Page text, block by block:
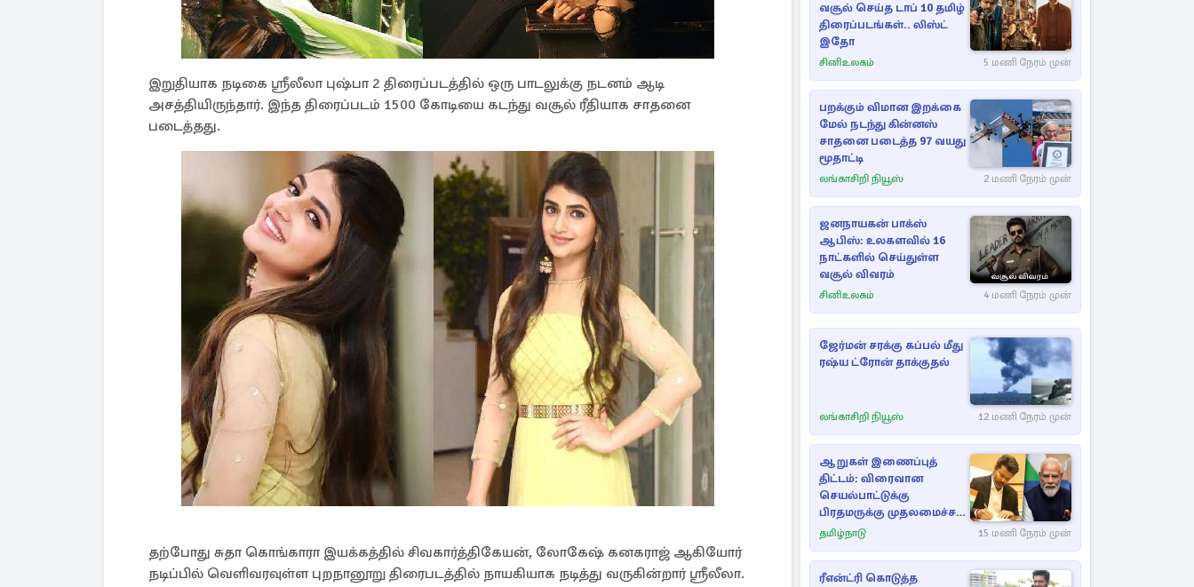
இறுதியாக நடிகை ஸ்ரீலீலா புஷ்பா 2 திரைப்படத்தில் ஒரு பாடலுக்கு நடனம் ஆடி
அசத்தியிருந்தார். இந்த திரைப்படம் 1500 கோடியை கடந்து வசூல் ரீதியாக சாதனை
படைத்தது.
தற்போது சுதா கொங்காரா இயக்கத்தில் சிவகார்த்திகேயன், லோகேஷ் கனகராஜ் ஆகியோர்
நடிப்பில் வெளிவரவுள்ள புறநானூறு திரைபடத்தில் நாயகியாக நடித்து வருகின்றார் ஸ்ரீலீலா.
வசூல் செய்த டாப் 10 தமிழ்
திரைப்படங்கள்.. லிஸ்ட்
இதோ
சினிஉலகம் 5 மணி நேரம் முன்
பறக்கும் விமான இறக்கை
மேல் நடந்து கின்னஸ்
சாதனை படைத்த 97 வயது
மூதாட்டி
லங்காசிறி நியூஸ் 2 மணி நேரம் முன்
ஜனநாயகன் பாக்ஸ்
ஆபிஸ்: உலகளவில் 16
நாட்களில் செய்துள்ள
வசூல் விவரம்
சினிஉலகம் 4 மணி நேரம் முன்
ஜேர்மன் சரக்கு கப்பல் மீது
ரஷ்ய ட்ரோன் தாக்குதல்
லங்காசிறி நியூஸ் 12 மணி நேரம் முன்
ஆறுகள் இணைப்புத்
திட்டம்: விரைவான
செயல்பாட்டுக்கு
பிரதமருக்கு முதலமைச்சர்
கடிதம்
தமிழ்நாடு 15 மணி நேரம் முன்
ரீஎன்ட்ரி கொடுத்த